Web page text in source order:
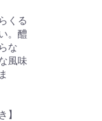
くる
。醴
な
風味
】